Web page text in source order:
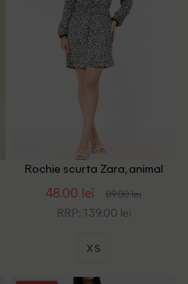
Rochie scurta Zara, animal
48.00 lei 89.00 lei
RRP: 139.00 lei
XS